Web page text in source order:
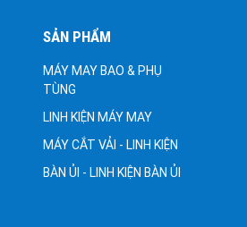
SẢN PHẨM
MÁY MAY BAO & PHỤ
TÙNG
LINH KIỆN MÁY MAY
MÁY CẮT VẢI - LINH KIỆN
BÀN ỦI - LINH KIỆN BÀN ỦI